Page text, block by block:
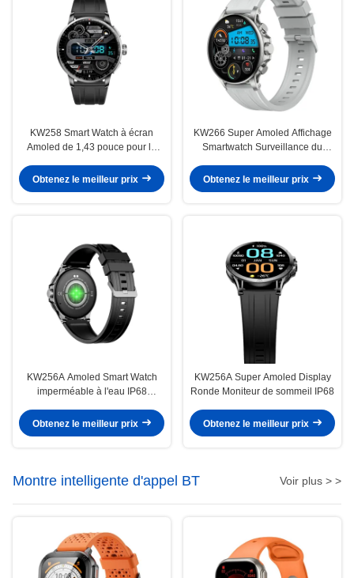
KW258 Smart Watch à écran
Amoled de 1,43 pouce pour la
Obtenez le meilleur prix
KW266 Super Amoled Affichage
Smartwatch Surveillance du
Amoled
Obtenez le meilleur prix
KW256A Amoled Smart Watch
imperméable à l'eau IP68
Obtenez le meilleur prix
KW256A Super Amoled Display
Ronde Moniteur de sommeil IP68
Obtenez le meilleur prix
Montre intelligente d'appel BT Voir plus > >